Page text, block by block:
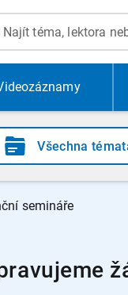
semináře